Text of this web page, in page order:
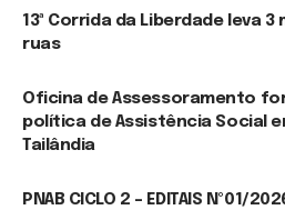
13ª Corrida da Liberdade leva 3
ruas
Oficina de Assessoramento
política de Assistência Social
Tailândia
PNAB CICLO 2 – EDITAIS Nº01/